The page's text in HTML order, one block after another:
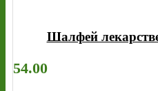
Шалфей
54.00